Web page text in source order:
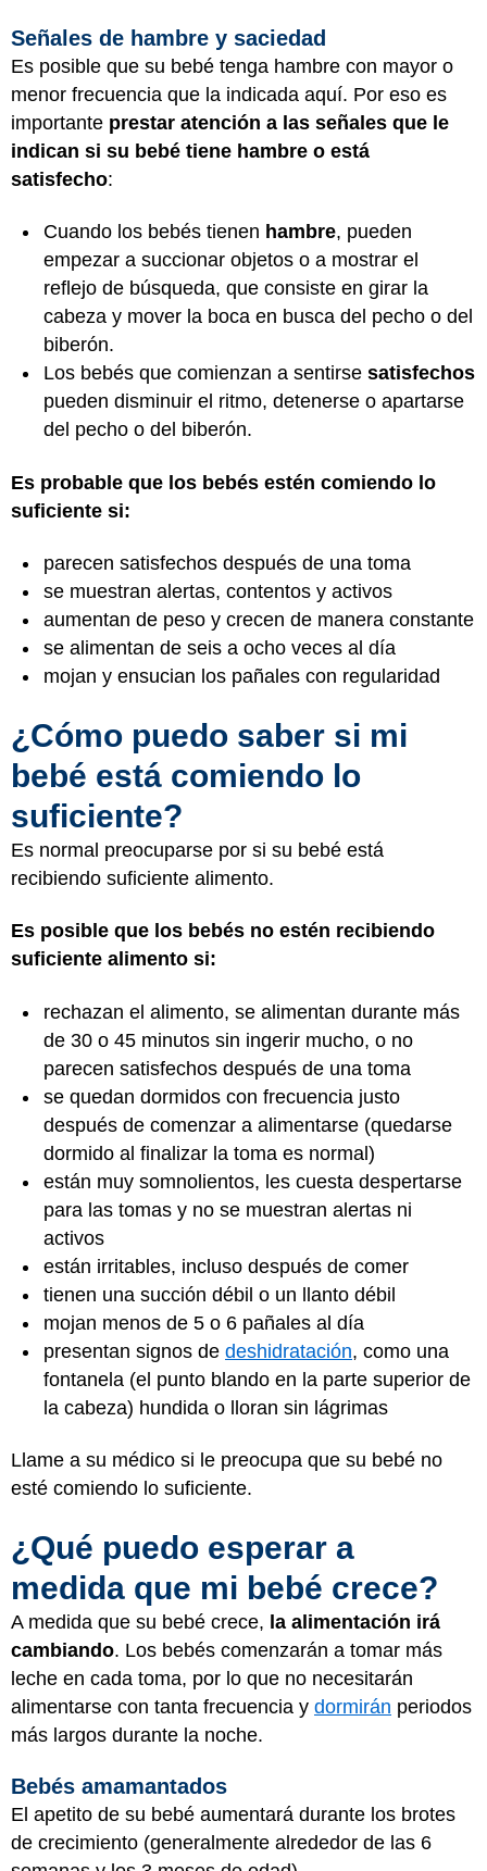
Señales de hambre y saciedad
Es posible que su bebé tenga hambre con mayor o
menor frecuencia que la indicada aquí. Por eso es
importante prestar atención a las señales que le
indican si su bebé tiene hambre o está
satisfecho:
Cuando los bebés tienen hambre, pueden
empezar a succionar objetos o a mostrar el
reflejo de búsqueda, que consiste en girar la
cabeza y mover la boca en busca del pecho o del
biberón.
Los bebés que comienzan a sentirse satisfechos
pueden disminuir el ritmo, detenerse o apartarse
del pecho o del biberón.
Es probable que los bebés estén comiendo lo
suficiente si:
parecen satisfechos después de una toma
se muestran alertas, contentos y activos
aumentan de peso y crecen de manera constante
se alimentan de seis a ocho veces al día
mojan y ensucian los pañales con regularidad
¿Cómo puedo saber si mi
bebé está comiendo lo
suficiente?
Es normal preocuparse por si su bebé está
recibiendo suficiente alimento.
Es posible que los bebés no estén recibiendo
suficiente alimento si:
rechazan el alimento, se alimentan durante más
de 30 o 45 minutos sin ingerir mucho, o no
parecen satisfechos después de una toma
se quedan dormidos con frecuencia justo
después de comenzar a alimentarse (quedarse
dormido al finalizar la toma es normal)
están muy somnolientos, les cuesta despertarse
para las tomas y no se muestran alertas ni
activos
están irritables, incluso después de comer
tienen una succión débil o un llanto débil
mojan menos de 5 o 6 pañales al día
presentan signos de deshidratación, como una
fontanela (el punto blando en la parte superior de
la cabeza) hundida o lloran sin lágrimas
Llame a su médico si le preocupa que su bebé no
esté comiendo lo suficiente.
¿Qué puedo esperar a
medida que mi bebé crece?
A medida que su bebé crece, la alimentación irá
cambiando. Los bebés comenzarán a tomar más
leche en cada toma, por lo que no necesitarán
alimentarse con tanta frecuencia y dormirán periodos
más largos durante la noche.
Bebés amamantados
El apetito de su bebé aumentará durante los brotes
de crecimiento (generalmente alrededor de las 6